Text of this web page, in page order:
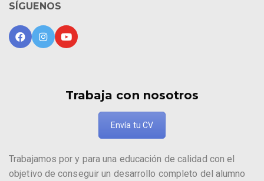
SÍGUENOS
Trabaja con nosotros
Envía tu CV
Trabajamos por y para una educación de calidad con el
objetivo de conseguir un desarrollo completo del alumno